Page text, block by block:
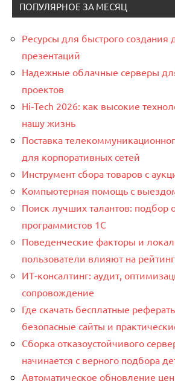
ПОПУЛЯРНОЕ ЗА МЕСЯЦ
Ресурсы для быстрого создания
презентаций
Надежные облачные серверы
проектов
Hi‑Tech 2026: как высокие
нашу жизнь
Поставка
для корпоративных сетей
Инструмент сбора товаров с
Компьютерная помощь с
Поиск лучших талантов: подбор
программистов 1C
Поведенческие факторы и
пользователи влияют на
ИТ-консалтинг: аудит,
сопровождение
Где скачать бесплатные
безопасные сайты и
Сборка отказоустойчивого
начинается с верного подбора
Автоматическое обновление цен